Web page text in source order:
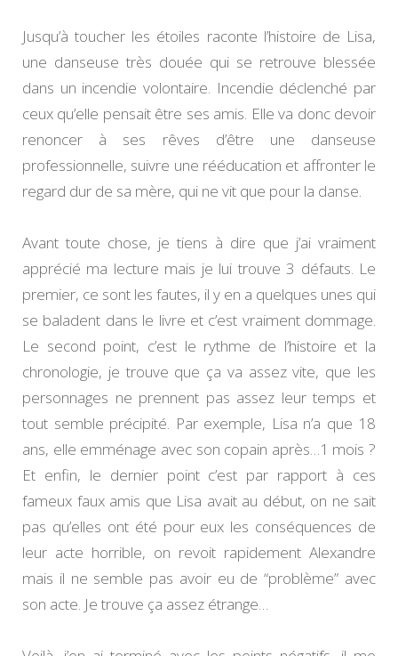
Jusqu’à toucher les étoiles raconte l’histoire de Lisa,
une danseuse très douée qui se retrouve blessée
dans un incendie volontaire. Incendie déclenché par
ceux qu’elle pensait être ses amis. Elle va donc devoir
renoncer à ses rêves d’être une danseuse
professionnelle, suivre une rééducation et affronter le
regard dur de sa mère, qui ne vit que pour la danse.
Avant toute chose, je tiens à dire que j’ai vraiment
apprécié ma lecture mais je lui trouve 3 défauts. Le
premier, ce sont les fautes, il y en a quelques unes qui
se baladent dans le livre et c’est vraiment dommage.
Le second point, c’est le rythme de l’histoire et la
chronologie, je trouve que ça va assez vite, que les
personnages ne prennent pas assez leur temps et
tout semble précipité. Par exemple, Lisa n’a que 18
ans, elle emménage avec son copain après…1 mois ?
Et enfin, le dernier point c’est par rapport à ces
fameux faux amis que Lisa avait au début, on ne sait
pas qu’elles ont été pour eux les conséquences de
leur acte horrible, on revoit rapidement Alexandre
mais il ne semble pas avoir eu de “problème” avec
son acte. Je trouve ça assez étrange…